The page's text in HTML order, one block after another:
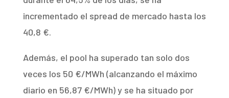
incrementado el spread de mercado hasta los
40,8 €.
Además, el pool ha superado tan solo dos
veces los 50 €/MWh (alcanzando el máximo
diario en 56,87 €/MWh) y se ha situado por